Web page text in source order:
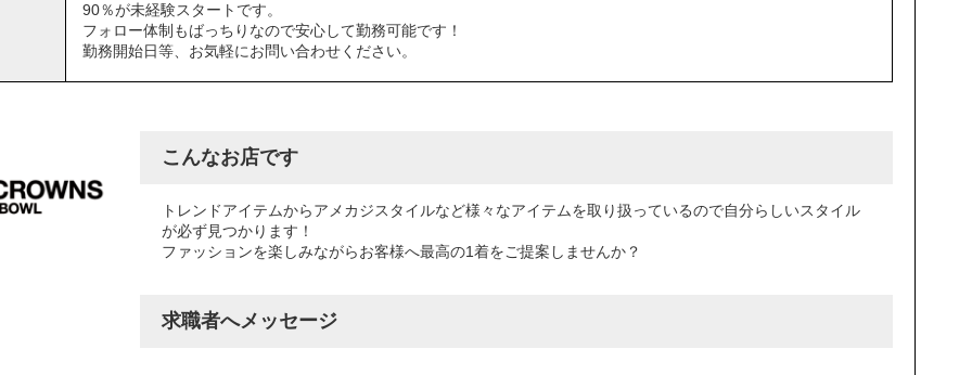
90％が未経験スタートです。
フォロー体制もばっちりなので安心して勤務可能です！
勤務開始日等、お気軽にお問い合わせください。
こんなお店です
トレンドアイテムからアメカジスタイルなど様々なアイテムを取り扱っているので自分らしいスタイル
が必ず見つかります！
ファッションを楽しみながらお客様へ最高の1着をご提案しませんか？
求職者へメッセージ